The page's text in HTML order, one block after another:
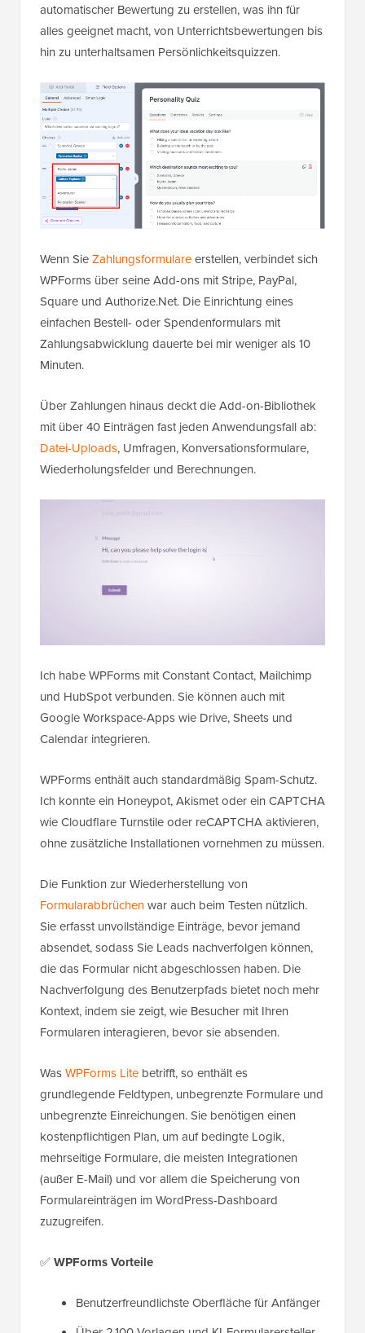
automatischer Bewertung zu erstellen, was ihn für
alles geeignet macht, von Unterrichtsbewertungen bis
hin zu unterhaltsamen Persönlichkeitsquizzen.
Wenn SieZahlungsformulareerstellen, verbindet sich
WPForms über seine Add-ons mit Stripe, PayPal,
Square und Authorize.Net. Die Einrichtung eines
einfachen Bestell- oder Spendenformulars mit
Zahlungsabwicklung dauerte bei mir weniger als 10
Minuten.
Über Zahlungen hinaus deckt die Add-on-Bibliothek
mit über 40 Einträgen fast jeden Anwendungsfall ab:
Datei-Uploads, Umfragen, Konversationsformulare,
Wiederholungsfelder und Berechnungen.
Ich habe WPForms mit Constant Contact, Mailchimp
und HubSpot verbunden. Sie können auch mit
Google Workspace-Apps wie Drive, Sheets und
Calendar integrieren.
WPForms enthält auch standardmäßig Spam-Schutz.
Ich konnte ein Honeypot, Akismet oder ein CAPTCHA
wie Cloudflare Turnstile oder reCAPTCHA aktivieren,
ohne zusätzliche Installationen vornehmen zu müssen.
Die Funktion zur Wiederherstellung von
Formularabbrüchenwar auch beim Testen nützlich.
Sie erfasst unvollständige Einträge, bevor jemand
absendet, sodass Sie Leads nachverfolgen können,
die das Formular nicht abgeschlossen haben. Die
Nachverfolgung des Benutzerpfads bietet noch mehr
Kontext, indem sie zeigt, wie Besucher mit Ihren
Formularen interagieren, bevor sie absenden.
WasWPForms Lite betrifft, so enthält es
grundlegende Feldtypen, unbegrenzte Formulare und
unbegrenzte Einreichungen. Sie benötigen einen
kostenpflichtigen Plan, um auf bedingte Logik,
mehrseitige Formulare, die meisten Integrationen
(außer E-Mail) und vor allem die Speicherung von
Formulareinträgen im WordPress-Dashboard
zuzugreifen.
✅WPForms Vorteile
Benutzerfreundlichste Oberfläche für Anfänger